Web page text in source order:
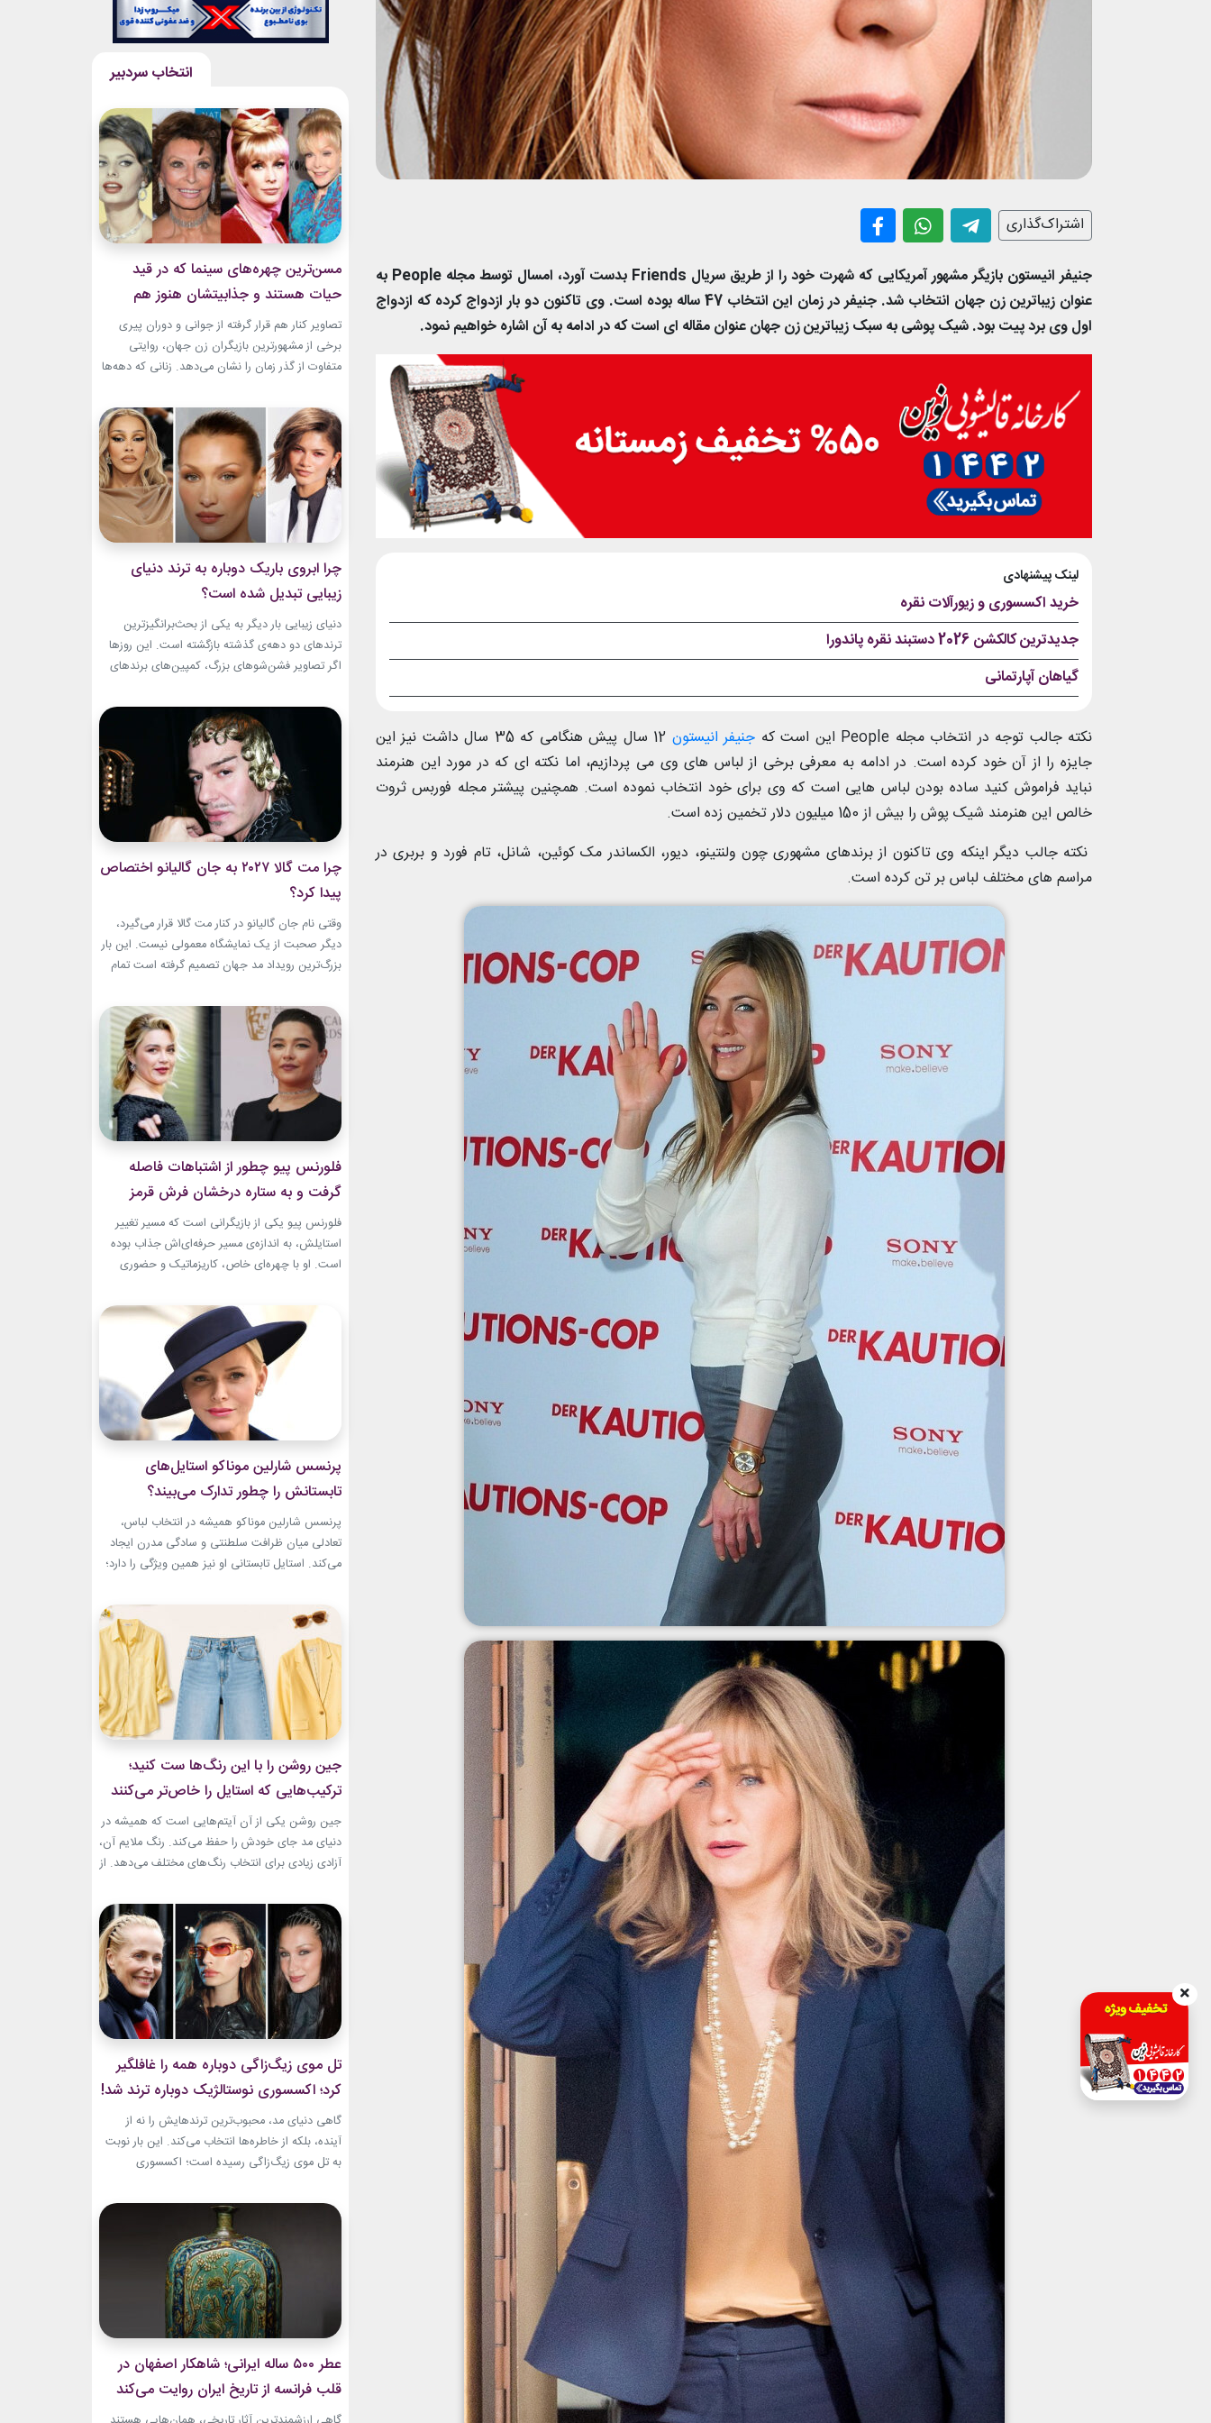
اشتراک‌گذاری
جنیفر انیستون بازیگر مشهور آمریکایی که شهرت خود را از طریق سریال Friends بدست آورد، امسال توسط مجله People به
عنوان زیباترین زن جهان انتخاب شد. جنیفر در زمان این انتخاب 47 ساله بوده است. وی تاکنون دو بار ازدواج کرده که ازدواج
اول وی برد پیت بود. شیک پوشی به سبک زیباترین زن جهان عنوان مقاله ای است که در ادامه به آن اشاره خواهیم نمود.
لینک پیشنهادی
خرید اکسسوری و زیورآلات نقره
جدیدترین کالکشن 2026 دستبند نقره پاندورا
گیاهان آپارتمانی
نکته جالب توجه در انتخاب مجله People این است که جنیفر انیستون
12 سال پیش هنگامی که 35 سال داشت نیز این
جایزه را از آن خود کرده است. در ادامه به معرفی برخی از لباس های وی می پردازیم، اما نکته ای که در مورد این هنرمند
نباید فراموش کنید ساده بودن لباس هایی است که وی برای خود انتخاب نموده است. همچنین پیشتر مجله فوربس ثروت
خالص این هنرمند شیک پوش را بیش از 150 میلیون دلار تخمین زده است.
نکته جالب دیگر اینکه وی تاکنون از برندهای مشهوری چون ولنتینو، دیور، الکساندر مک کوئین، شانل، تام فورد و بربری در
مراسم های مختلف لباس بر تن کرده است.
مسن‌ترین چهره‌های سینما که در قید
حیات هستند و جذابیتشان هنوز هم
باقیست!
تصاویر کنار هم قرار گرفته از جوانی و دوران پیری
برخی از مشهورترین بازیگران زن جهان، روایتی
متفاوت از گذر زمان را نشان می‌دهد. زنانی که دهه‌ها
و میراث هنری خود الهام‌بخش هستند. بازیگران زن
مسن سینما ثابت کرده‌اند که جذابیت واقعی تنها به
سال‌های جوانی محدود...
چرا ابروی باریک دوباره به ترند دنیای
زیبایی تبدیل شده است؟
دنیای زیبایی بار دیگر به یکی از بحث‌برانگیزترین
ترندهای دو دهه‌ی گذشته بازگشته است. این روزها
اگر تصاویر فشن‌شوهای بزرگ، کمپین‌های برندهای
حضور ابروی باریک مدرن را به‌وضوح خواهید دید. با
این حال، این بازگشت شباهت چندانی به ابروهای
بسیار نازک دهه ۱۹۹۰ و اوایل دهه...
چرا مت گالا ۲۰۲۷ به جان گالیانو اختصاص
پیدا کرد؟
وقتی نام جان گالیانو در کنار مت گالا قرار می‌گیرد،
دیگر صحبت از یک نمایشگاه معمولی نیست. این بار
بزرگ‌ترین رویداد مد جهان تصمیم گرفته است تمام
طراحان تاریخ را به تصویر بکشد. نمایشگاه John
Galliano: Horizons که با عنوان «افق‌های جان
گالیانو» شناخته می‌شود، فقط مرور لباس‌های...
فلورنس پیو چطور از اشتباهات فاصله
گرفت و به ستاره درخشان فرش قرمز
تبدیل شد؟
فلورنس پیو یکی از بازیگرانی است که مسیر تغییر
استایلش، به اندازه‌ی مسیر حرفه‌ای‌اش جذاب بوده
است. او با چهره‌ای خاص، کاریزماتیک و حضوری
سال‌های ابتدایی فعالیتش هنوز زبان شخصی خود را
در مد پیدا نکرده بود.لینک پیشنهادیگیاهان
آپارتمانیخرید اکسسوری و زیورآلات نقرهجدیدترین
پرنسس شارلین موناکو استایل‌های
تابستانش را چطور تدارک می‌بیند؟
پرنسس شارلین موناکو همیشه در انتخاب لباس،
تعادلی میان ظرافت سلطنتی و سادگی مدرن ایجاد
می‌کند. استایل تابستانی او نیز همین ویژگی را دارد؛
طراحی‌هایی که برای روزهای گرم، هم راحت هستند
و هم باشکوه. از مراسم‌های رسمی کاخ گرفته تا
حضورهای صمیمی‌تر، شارلین نشان داده که
پیراهن‌های...
جین روشن را با این رنگ‌ها ست کنید؛
ترکیب‌هایی که استایل را خاص‌تر می‌کنند
جین روشن یکی از آن آیتم‌هایی است که همیشه در
دنیای مد جای خودش را حفظ می‌کند. رنگ ملایم آن،
آزادی زیادی برای انتخاب رنگ‌های مختلف می‌دهد. از
مینیمال، جین روشن می‌تواند پایه یک ظاهر شیک و
امروزی باشد. کافی است رنگ همراه آن را درست
انتخاب...
تل موی زیگ‌زاگی دوباره همه را غافلگیر
کرد؛ اکسسوری نوستالژیک دوباره ترند شد!
گاهی دنیای مد، محبوب‌ترین ترندهایش را نه از
آینده، بلکه از خاطره‌ها انتخاب می‌کند. این بار نوبت
به تل موی زیگ‌زاگی رسیده است؛ اکسسوری‌
اوایل دهه ۲۰۰۰ به یاد دارند و حالا با ظاهری آشنا اما
جایگاهی تازه، دوباره به مرکز توجه برگشته است....
عطر ۵۰۰ ساله ایرانی؛ شاهکار اصفهان در
قلب فرانسه از تاریخ ایران روایت می‌کند